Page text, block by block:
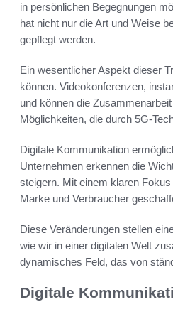
in persönlichen Begegnungen
hat nicht nur die Art und Weise
gepflegt werden.
Ein wesentlicher Aspekt dieser
können. Videokonferenzen,
und können die
Möglichkeiten, die durch 5G-
Digitale Kommunikation
Unternehmen erkennen die
steigern. Mit einem klaren
Marke und Verbraucher
Diese Veränderungen stellen
wie wir in einer digitalen Welt
dynamisches Feld, das von
Digitale